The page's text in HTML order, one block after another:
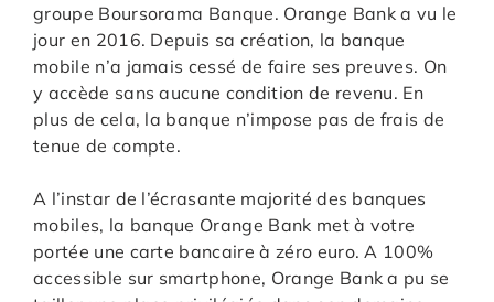
groupe Boursorama Banque. Orange Bank a vu le
jour en 2016. Depuis sa création, la banque
mobile n’a jamais cessé de faire ses preuves. On
y accède sans aucune condition de revenu. En
plus de cela, la banque n’impose pas de frais de
tenue de compte.
A l’instar de l’écrasante majorité des banques
mobiles, la banque Orange Bank met à votre
portée une carte bancaire à zéro euro. A 100%
accessible sur smartphone, Orange Bank a pu se